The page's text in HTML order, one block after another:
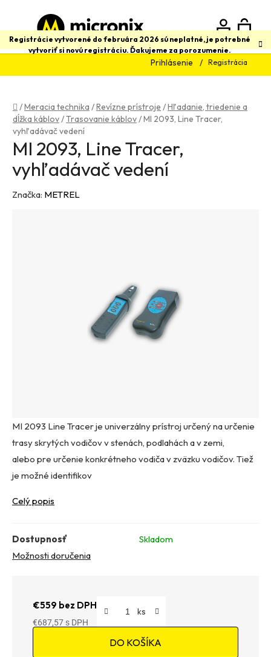
obsah
Registrácie vytvorené do februára 2026 sú neplatné, je potrebné
vytvoriť si novú registráciu. Ďakujeme za porozumenie.
Prihlásenie Registrácia
Hľadať
Domov
/Meracia technika /Revízne prístroje /Hľadanie, triedenie a
dĺžka káblov/Trasovanie káblov/MI 2093, Line Tracer,
vyhľadávač vedení
MI 2093 Line Tracer je univerzálny prístroj určený na určenie
trasy skrytých vodičov v stenách, podlahách a v zemi,
alebo pre určenie konkrétneho vodiča v zväzku vodičov. Tiež
je možné identifikov
Celý popis
Dostupnosť
Skladom
Možnosti doručenia
€559 bez DPH
€687,57
DO KOŠÍKA
MI 2093, Line Tracer,
vyhľadávač vedení
Značka: METREL